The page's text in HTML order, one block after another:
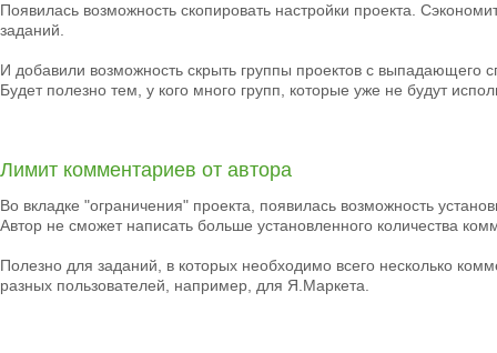
Появилась возможность скопировать настройки проекта.
заданий.
И добавили возможность скрыть группы проектов с выпадающего
Будет полезно тем, у кого много групп, которые уже не будут
Лимит комментариев от автора
Во вкладке "ограничения" проекта, появилась возможность
Автор не сможет написать больше установленного количества
Полезно для заданий, в которых необходимо всего несколько
разных пользователей, например, для Я.Маркета.